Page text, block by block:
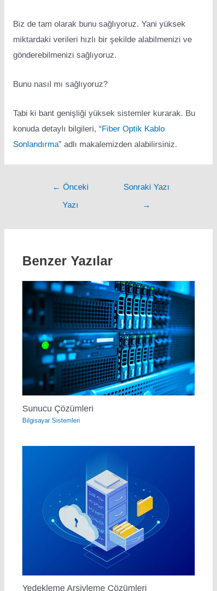
Biz de tam olarak bunu sağlıyoruz. Yani yüksek
miktardaki verileri hızlı bir şekilde alabilmenizi ve
gönderebilmenizi sağlıyoruz.
Bunu nasıl mı sağlıyoruz?
Tabi ki bant genişliği yüksek sistemler kurarak. Bu
konuda detaylı bilgileri, “Fiber Optik Kablo
Sonlandırma” adlı makalemizden alabilirsiniz.
navigation
← Önceki
Yazı
Sonraki Yazı
→
Benzer Yazılar
Sunucu Çözümleri
Bilgisayar Sistemleri
Yedekleme Arşivleme Çözümleri